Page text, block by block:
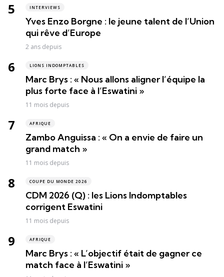
INTERVIEWS
Yves Enzo Borgne : le jeune talent de l’Union
qui rêve d’Europe
2 ans depuis
LIONS INDOMPTABLES
Marc Brys : « Nous allons aligner l’équipe la
plus forte face à l’Eswatini »
11 mois depuis
AFRIQUE
Zambo Anguissa : « On a envie de faire un
grand match »
11 mois depuis
COUPE DU MONDE 2026
CDM 2026 (Q) : les Lions Indomptables
corrigent Eswatini
11 mois depuis
AFRIQUE
Marc Brys : « L’objectif était de gagner ce
match face à l’Eswatini »